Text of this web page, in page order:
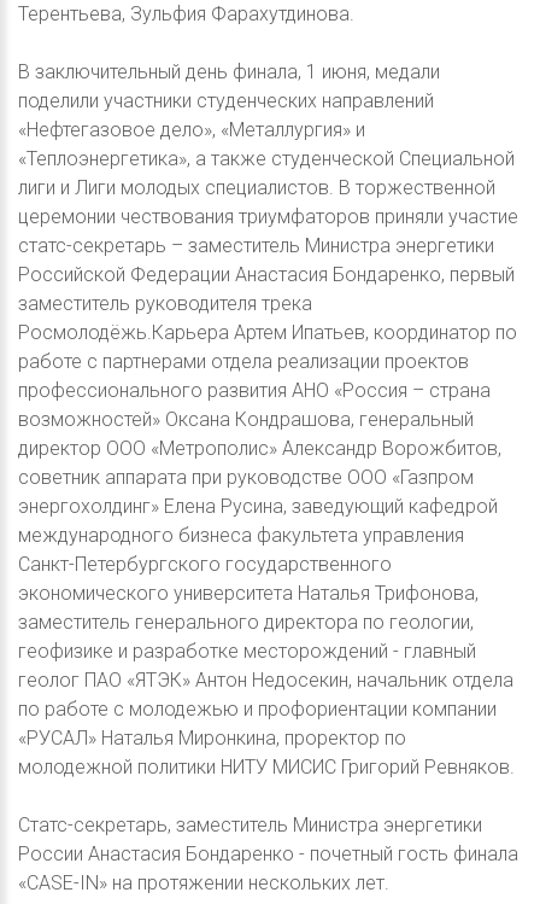
Терентьева, Зульфия Фарахутдинова.
В заключительный день финала, 1 июня, медали
поделили участники студенческих направлений
«Нефтегазовое дело», «Металлургия» и
«Теплоэнергетика», а также студенческой Специальной
лиги и Лиги молодых специалистов. В торжественной
церемонии чествования триумфаторов приняли участие
статс-секретарь – заместитель Министра энергетики
Российской Федерации Анастасия Бондаренко, первый
заместитель руководителя трека
Росмолодёжь.Карьера Артем Ипатьев, координатор по
работе с партнерами отдела реализации проектов
профессионального развития АНО «Россия – страна
возможностей» Оксана Кондрашова, генеральный
директор ООО «Метрополис» Александр Ворожбитов,
советник аппарата при руководстве ООО «Газпром
энергохолдинг» Елена Русина, заведующий кафедрой
международного бизнеса факультета управления
Санкт-Петербургского государственного
экономического университета Наталья Трифонова,
заместитель генерального директора по геологии,
геофизике и разработке месторождений - главный
геолог ПАО «ЯТЭК» Антон Недосекин, начальник отдела
по работе с молодежью и профориентации компании
«РУСАЛ» Наталья Миронкина, проректор по
молодежной политики НИТУ МИСИС Григорий Ревняков.
Статс-секретарь, заместитель Министра энергетики
России Анастасия Бондаренко - почетный гость финала
«CASE-IN» на протяжении нескольких лет.